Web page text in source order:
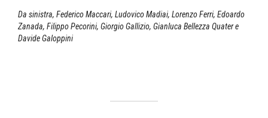
Da sinistra, Federico Maccari, Ludovico Madiai, Lorenzo Ferri, Edoardo
Zanada, Filippo Pecorini, Giorgio Gallizio, Gianluca Bellezza Quater e
Davide Galoppini